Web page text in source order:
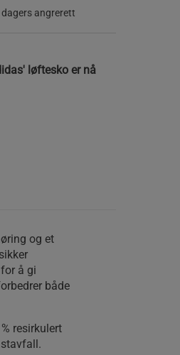
dagers angrerett
løftesko er nå
og et
å gi
både
resirkulert